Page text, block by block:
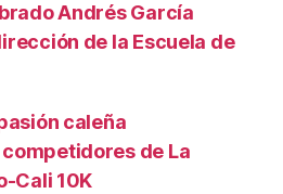
Andrés García
de la Escuela de
caleña
de La
Cali 10K